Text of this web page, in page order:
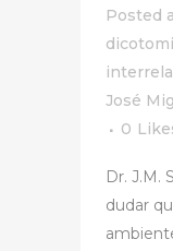
Posted
José
0
Dr. J.M.
dudar